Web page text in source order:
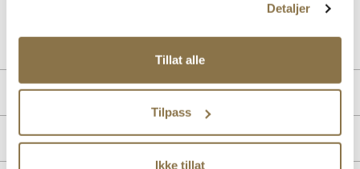
Detaljer
Tillat alle
Tilpass
Ikke tillat
Lev. art. nr6060-040
PRODUKTDETALJER
For:Skinn
MERKE